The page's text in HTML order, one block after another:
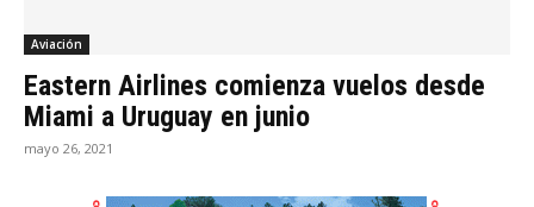
Aviación
Eastern Airlines comienza vuelos desde
Miami a Uruguay en junio
mayo 26, 2021